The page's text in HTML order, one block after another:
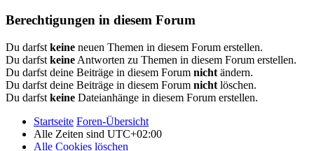
Berechtigungen in diesem Forum
Du darfst keine neuen Themen in diesem Forum erstellen.
Du darfst keine Antworten zu Themen in diesem Forum erstellen.
Du darfst deine Beiträge in diesem Forum nicht ändern.
Du darfst deine Beiträge in diesem Forum nicht löschen.
Du darfst keine Dateianhänge in diesem Forum erstellen.
Startseite Foren-Übersicht
Alle Zeiten sind UTC+02:00
Alle Cookies löschen